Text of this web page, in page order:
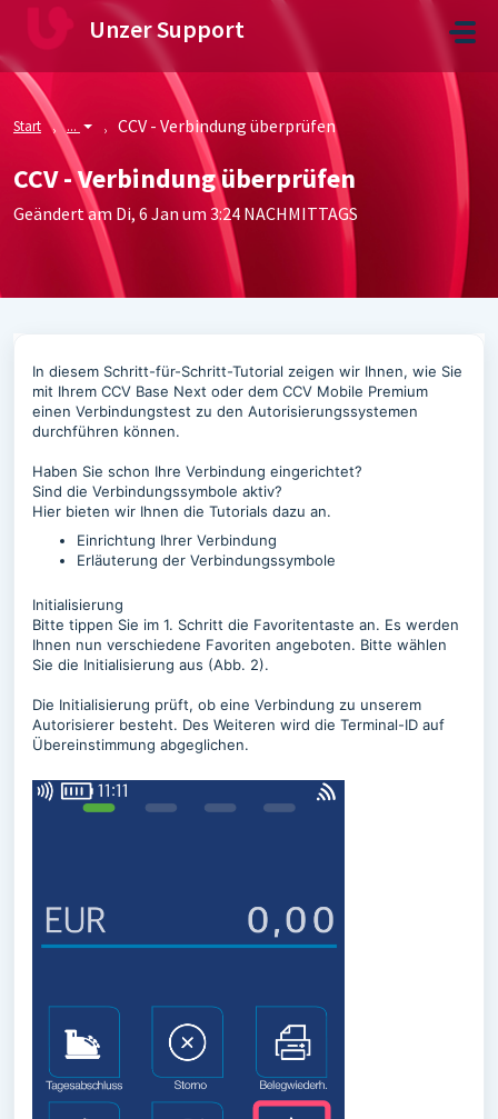
Zum hauptsächlichen Inhalt gehen
Unzer Support
Start ... CCV - Verbindung überprüfen
CCV - Verbindung überprüfen
Geändert am Di, 6 Jan um 3:24 NACHMITTAGS
In diesem Schritt-für-Schritt-Tutorial zeigen wir Ihnen, wie Sie
mit Ihrem CCV Base Next oder dem CCV Mobile Premium
einen Verbindungstest zu den Autorisierungssystemen
durchführen können.
Haben Sie schon Ihre Verbindung eingerichtet?
Sind die Verbindungssymbole aktiv?
Hier bieten wir Ihnen die Tutorials dazu an.
Einrichtung Ihrer Verbindung
Erläuterung der Verbindungssymbole
Initialisierung
Bitte tippen Sie im 1. Schritt die Favoritentaste an. Es werden
Ihnen nun verschiedene Favoriten angeboten. Bitte wählen
Sie die Initialisierung aus (Abb. 2).
Die Initialisierung prüft, ob eine Verbindung zu unserem
Autorisierer besteht. Des Weiteren wird die Terminal-ID auf
Übereinstimmung abgeglichen.